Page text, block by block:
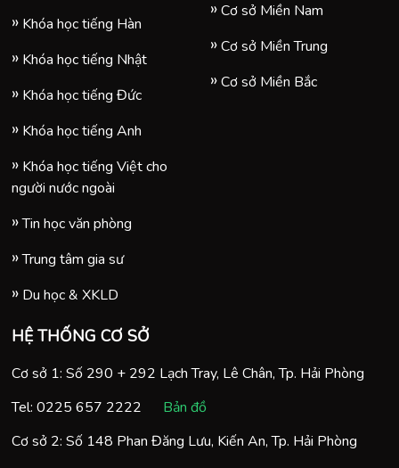
Khóa học tiếng Hàn
Khóa học tiếng Nhật
Khóa học tiếng Đức
Khóa học tiếng Anh
Khóa học tiếng Việt cho
người nước ngoài
Tin học văn phòng
Trung tâm gia sư
Du học & XKLD
Cơ sở Miền Nam
Cơ sở Miền Trung
Cơ sở Miền Bắc
HỆ THỐNG CƠ SỞ
Cơ sở 1: Số 290 + 292 Lạch Tray, Lê Chân, Tp. Hải Phòng
Tel: 0225 657 2222
Bản đồ
Cơ sở 2: Số 148 Phan Đăng Lưu, Kiến An, Tp. Hải Phòng